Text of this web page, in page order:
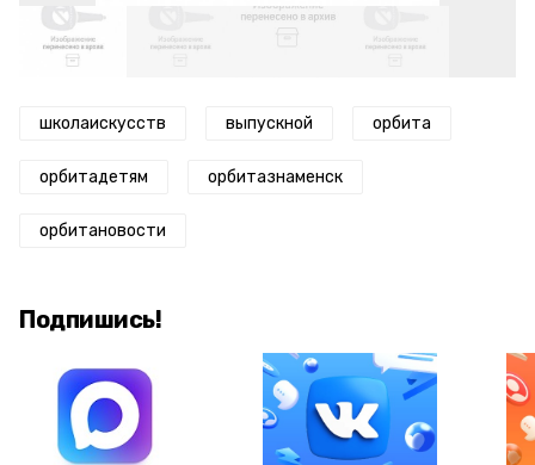
школаискусств выпускной орбита
орбитадетям орбитазнаменск
орбитановости
Подпишись!